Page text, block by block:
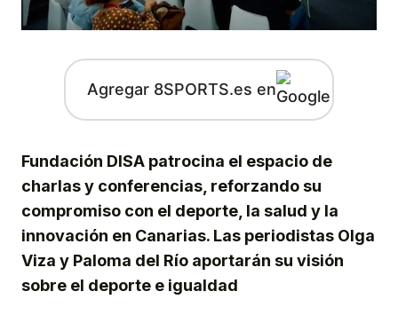
Agregar 8SPORTS.es en
Fundación DISA patrocina el espacio de
charlas y conferencias, reforzando su
compromiso con el deporte, la salud y la
innovación en Canarias. Las periodistas Olga
Viza y Paloma del Río aportarán su visión
sobre el deporte e igualdad